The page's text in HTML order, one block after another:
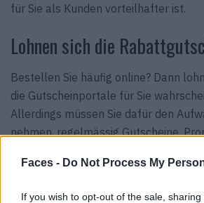
Faces - Do Not Process My
If you wish to opt-out of the sale,
für Sie als Kunden vorteilhafter ist.
Lohnen sich die
Bestellen Sie häufig online? Dann
die Gutscheinportale für Sie
Allerdings müssen Sie dafür den
nehmen, regelmässig Gutscheine,
Rabatte zu vergleichen. Wer gerne
geht, dem dürfte das aber